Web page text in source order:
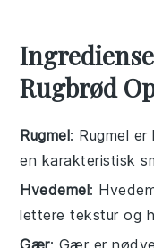
Rugbrød
Rugmel: Rugmel
en karakteristisk
Hvedemel:
lettere tekstur og
Gær: Gær er